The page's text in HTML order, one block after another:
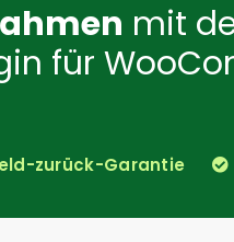
mit
für
zurück-Garantie